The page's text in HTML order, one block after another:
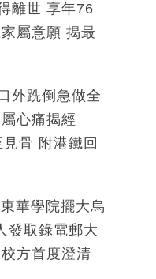
離世 享年76
屬意願 揭最
外跣倒急做全
心痛揭經
骨 附港鐵回
華學院擺大烏
發取錄電郵大
方首度澄清